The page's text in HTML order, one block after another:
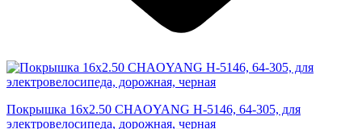
Покрышка 16x2.50 CHAOYANG H-5146, 64-305, для
электровелосипеда, дорожная, черная